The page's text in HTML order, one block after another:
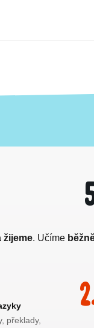
žijeme. Učíme
překlady,